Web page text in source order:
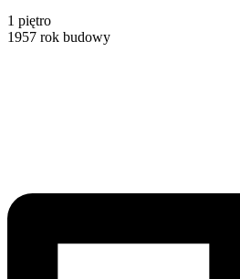
1 piętro
1957 rok budowy